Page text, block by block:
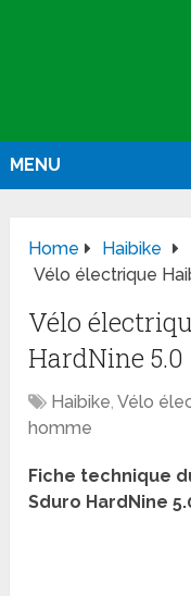
MENU
Home
Haibike
Vélo électrique
Vélo
HardNine 5.0
Haibike,Vélo
homme
Fiche technique
Sduro HardNine